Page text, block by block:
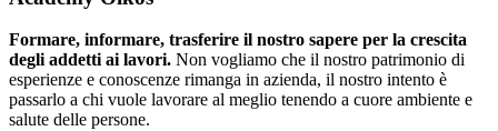
Formare, informare, trasferire il nostro sapere per la crescita
degli addetti ai lavori. Non vogliamo che il nostro patrimonio di
esperienze e conoscenze rimanga in azienda, il nostro intento è
passarlo a chi vuole lavorare al meglio tenendo a cuore ambiente e
salute delle persone.